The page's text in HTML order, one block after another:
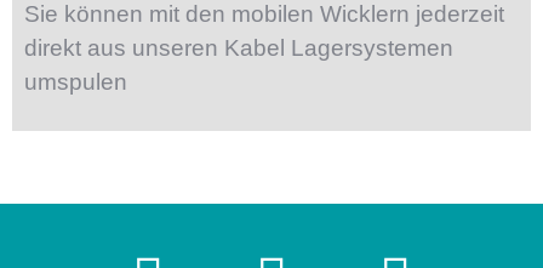
Sie können mit den mobilen Wicklern jederzeit
direkt aus unseren Kabel Lagersystemen
umspulen